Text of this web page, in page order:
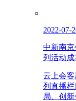
2022-07-
中新南
列活动
云上会
列直播
局、创